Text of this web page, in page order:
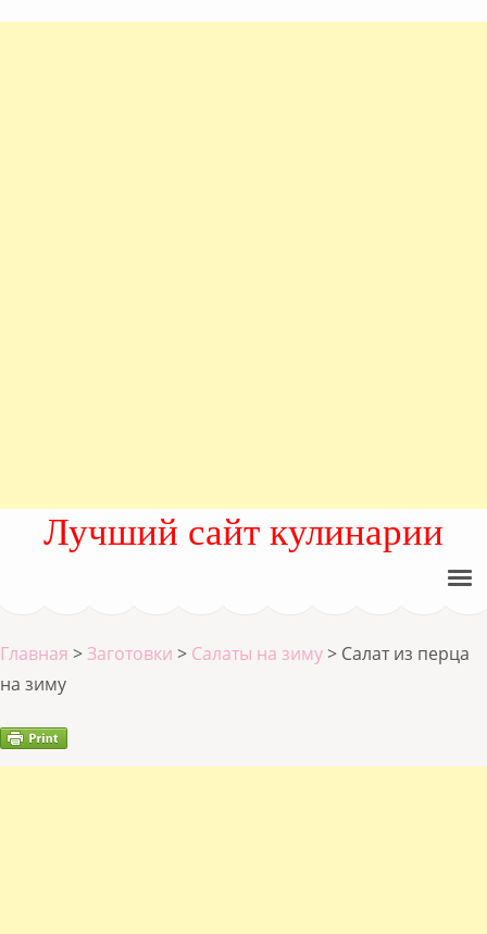
Лучший сайт кулинарии
Главная >Заготовки > Салаты на зиму> Салат из перца
на зиму